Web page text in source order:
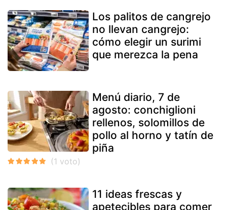
Los palitos de cangrejo
no llevan cangrejo:
cómo elegir un surimi
que merezca la pena
Menú diario, 7 de
agosto: conchiglioni
rellenos, solomillos de
pollo al horno y tatín de
piña
11 ideas frescas y
apetecibles para comer